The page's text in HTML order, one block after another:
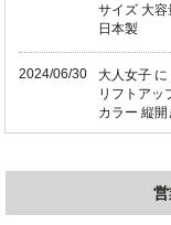
サイズ 大容
日本製
2024/06/30
大人女子
リフトアッ
カラー 縦
ワイトカラ
営